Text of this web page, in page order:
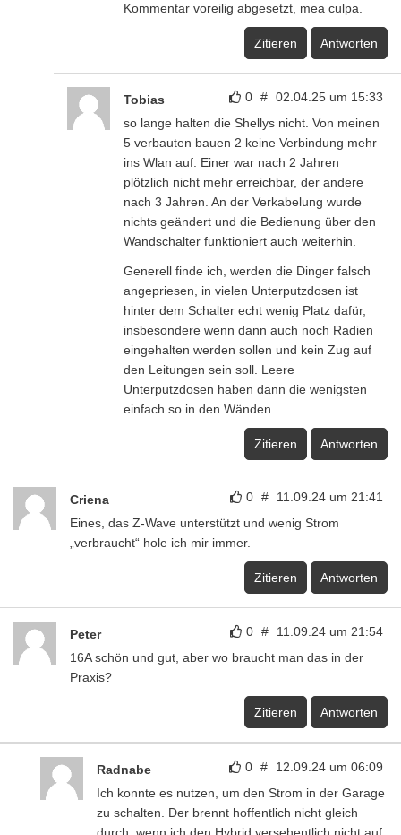
Kommentar voreilig abgesetzt, mea culpa.
Zitieren Antworten
0 # 02.04.25 um 15:33
Tobias
so lange halten die Shellys nicht. Von meinen
5 verbauten bauen 2 keine Verbindung mehr
ins Wlan auf. Einer war nach 2 Jahren
plötzlich nicht mehr erreichbar, der andere
nach 3 Jahren. An der Verkabelung wurde
nichts geändert und die Bedienung über den
Wandschalter funktioniert auch weiterhin.
Generell finde ich, werden die Dinger falsch
angepriesen, in vielen Unterputzdosen ist
hinter dem Schalter echt wenig Platz dafür,
insbesondere wenn dann auch noch Radien
eingehalten werden sollen und kein Zug auf
den Leitungen sein soll. Leere
Unterputzdosen haben dann die wenigsten
einfach so in den Wänden…
Zitieren Antworten
0 # 11.09.24 um 21:41
Criena
Eines, das Z-Wave unterstützt und wenig Strom
„verbraucht“ hole ich mir immer.
Zitieren Antworten
0 # 11.09.24 um 21:54
Peter
16A schön und gut, aber wo braucht man das in der
Praxis?
Zitieren Antworten
0 # 12.09.24 um 06:09
Radnabe
Ich konnte es nutzen, um den Strom in der Garage
zu schalten. Der brennt hoffentlich nicht gleich